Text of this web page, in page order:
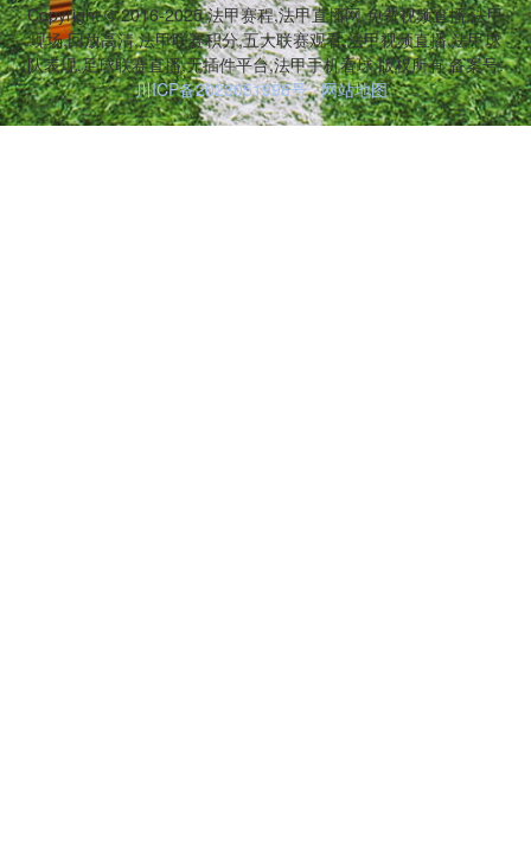
Copyright © 2016-2025 法甲赛程,法甲直播网,免费视频直播,法甲
现场,回放高清,法甲联赛积分,五大联赛观看,法甲视频直播,法甲球
队表现,足球联赛直播,无插件平台,法甲手机看球 版权所有 备案号:
川ICP备2023051998号 网站地图